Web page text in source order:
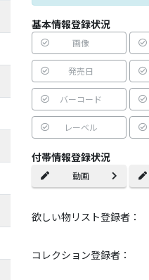
基本情報登録状況
画像
発売日
バーコード
レーベル
付帯情報登録状況
動画
欲しい物リスト登録者：
コレクション登録者：